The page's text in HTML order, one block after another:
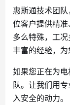
惠斯通技术团
位客户提供精
多么特殊，工
丰富的经验，为
如果您正在为
队。让我们用
入安全的动力。